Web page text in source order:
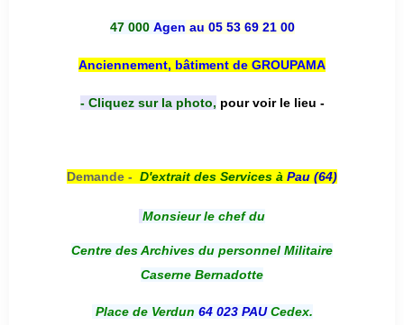
47 000 Agen au 05 53 69 21 00
Anciennement, bâtiment de GROUPAMA
- Cliquez sur la photo, pour voir le lieu -
Demande - D'extrait des Services à Pau (64)
Monsieur le chef du
Centre des Archives du personnel Militaire
Caserne Bernadotte
Place de Verdun 64 023 PAUCedex.